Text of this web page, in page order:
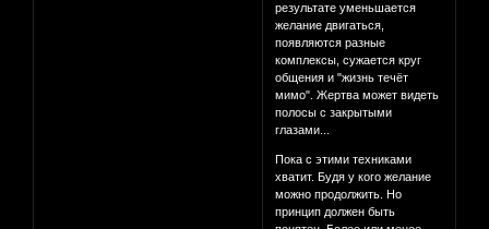
результате уменьшается
желание двигаться,
появляются разные
комплексы, сужается круг
общения и "жизнь течёт
мимо". Жертва может видеть
полосы с закрытыми
глазами...
Пока с этими техниками
хватит. Будя у кого желание
можно продолжить. Но
принцип должен быть